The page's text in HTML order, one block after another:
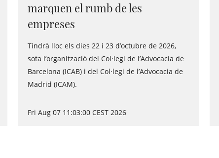
marquen el rumb de les
empreses
Tindrà lloc els dies 22 i 23 d’octubre de 2026,
sota l’organització del Col·legi de l’Advocacia de
Barcelona (ICAB) i del Col·legi de l’Advocacia de
Madrid (ICAM).
Fri Aug 07 11:03:00 CEST 2026